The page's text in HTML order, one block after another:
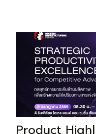
Product